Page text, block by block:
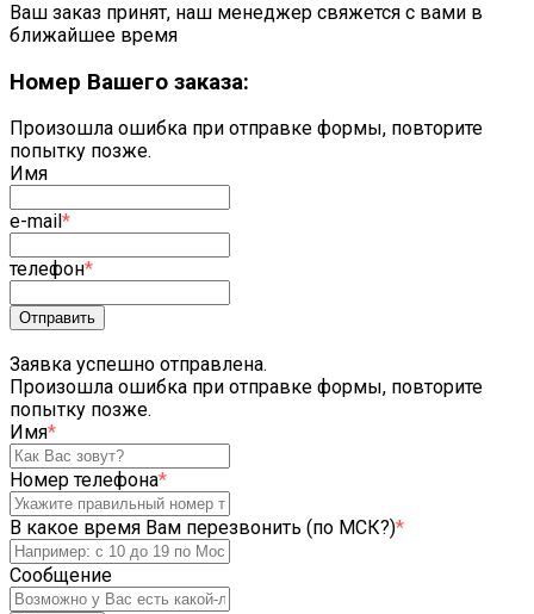
Ваш заказ принят, наш менеджер свяжется с вами в
ближайшее время
Номер Вашего заказа:
Произошла ошибка при отправке формы, повторите
попытку позже.
Имя
e-mail *
телефон*
Отправить
Заявка успешно отправлена.
Произошла ошибка при отправке формы, повторите
попытку позже.
Имя*
Номер телефона*
В какое время Вам перезвонить (по МСК?)*
Сообщение